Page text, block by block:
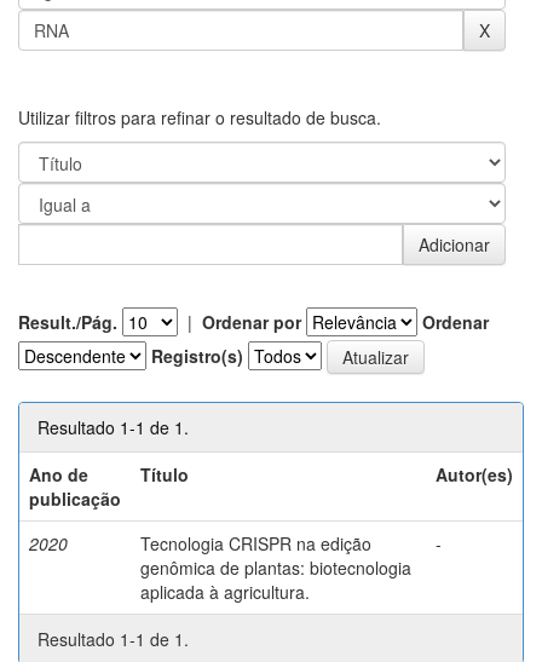
Utilizar filtros para refinar o resultado de busca.
Result./Pág. | Ordenar por
Ordenar
Registro(s)
Resultado 1-1 de 1.
Ano de
publicação
Título Autor(es)
2020
Tecnologia CRISPR na edição
genômica de plantas: biotecnologia
aplicada à agricultura.
-
Resultado 1-1 de 1.